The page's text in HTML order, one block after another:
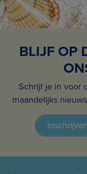
BLIJF OP
Schrijf je in voor
maandelijks